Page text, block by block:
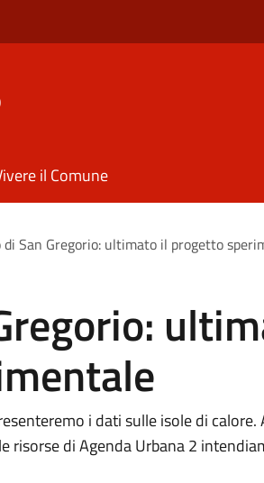
il Comune
di San Gregorio: ultimato il progetto
i dati sulle isole di
risorse di Agenda Urbana 2